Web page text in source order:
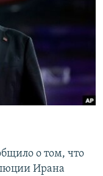
о том, что
Ирана